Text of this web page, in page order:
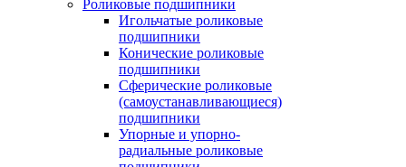
Роликовые подшипники
Игольчатые роликовые
подшипники
Конические роликовые
подшипники
Сферические роликовые
(самоустанавливающиеся)
подшипники
Упорные и упорно-
радиальные роликовые